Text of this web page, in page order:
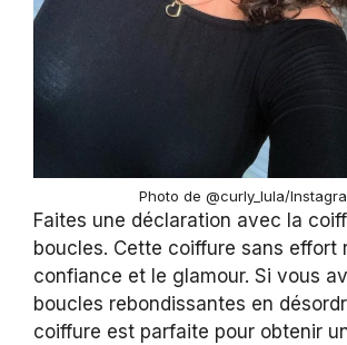
Photo de @curly_lula/
Faites une déclaration avec la
boucles. Cette coiffure sans effort
confiance et le glamour. Si vous
boucles rebondissantes en
coiffure est parfaite pour obtenir